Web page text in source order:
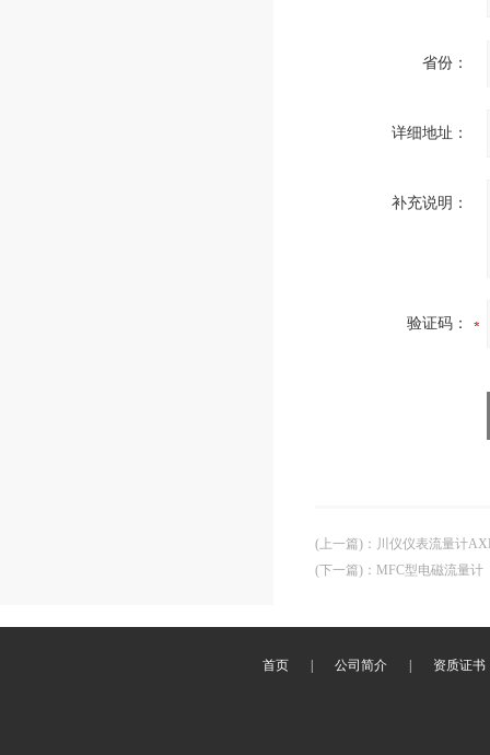
省份：
详细地址：
补充说明：
验证码：
(上一篇) ： 川仪仪表流量计
(下一篇) ： MFC型电磁流量计
首页 公司简介 资质证书